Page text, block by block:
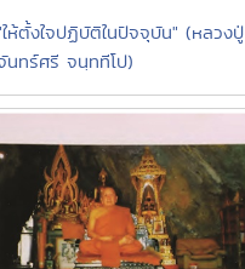
ห้ตั้งใจปฏิบัติในปัจจุบัน" (หลวงปู่
นทร์ศรี จนฺททีโป)